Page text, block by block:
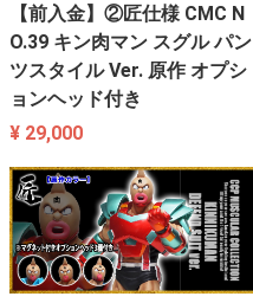
【前入金】②匠仕様 CMC N
O.39 キン肉マン スグル パン
ツスタイル Ver. 原作 オプシ
ョンヘッド付き
¥ 29,000